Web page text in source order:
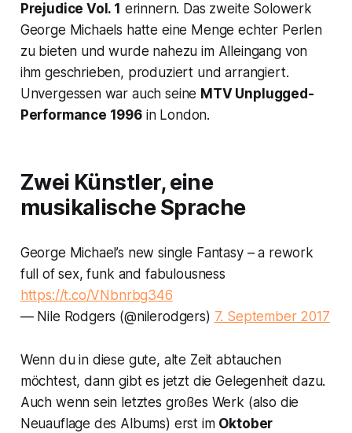
Prejudice Vol. 1 erinnern. Das zweite Solowerk
George Michaels hatte eine Menge echter Perlen
zu bieten und wurde nahezu im Alleingang von
ihm geschrieben, produziert und arrangiert.
Unvergessen war auch seine MTV Unplugged -
Performance 1996in London.
Zwei Künstler, eine
musikalische Sprache
George Michael’s new single Fantasy – a rework
full of sex, funk and fabulousness
https://t.co/VNbnrbg346
— Nile Rodgers (@nilerodgers) 7. September 2017
Wenn du in diese gute, alte Zeit abtauchen
möchtest, dann gibt es jetzt die Gelegenheit dazu.
Auch wenn sein letztes großes Werk (also die
Neuauflage des Albums) erst im Oktober